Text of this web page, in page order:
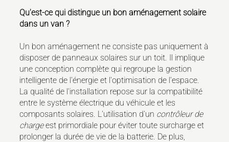
Qu'est-ce qui distingue un bon aménagement solaire
dans un van ?
Un bon aménagement ne consiste pas uniquement à
disposer de panneaux solaires sur un toit. Il implique
une conception complète qui regroupe la gestion
intelligente de l'énergie et l'optimisation de l'espace.
La qualité de l'installation repose sur la compatibilité
entre le système électrique du véhicule et les
composants solaires. L'utilisation d'un contrôleur de
chargeest primordiale pour éviter toute surcharge et
prolonger la durée de vie de la batterie. De plus,